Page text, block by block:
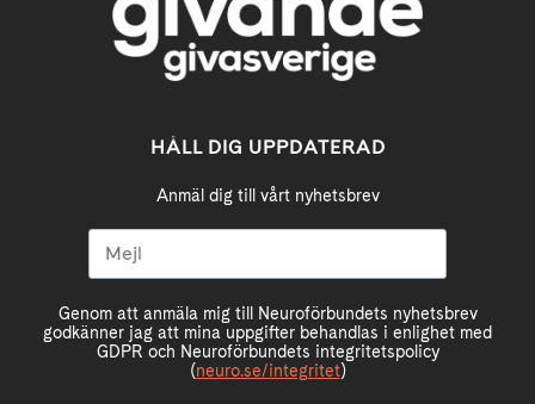
HÅLL DIG UPPDATERAD
Anmäl dig till vårt nyhetsbrev
Genom att anmäla mig till Neuroförbundets nyhetsbrev
godkänner jag att mina uppgifter behandlas i enlighet med
GDPR och Neuroförbundets integritetspolicy
(neuro.se/integritet)